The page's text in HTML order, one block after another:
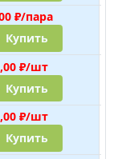
₽/пара
Купить
₽/шт
Купить
₽/шт
Купить